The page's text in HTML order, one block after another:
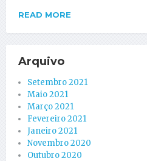
READ MORE
Arquivo
Setembro 2021
Maio 2021
Março 2021
Fevereiro 2021
Janeiro 2021
Novembro 2020
Outubro 2020